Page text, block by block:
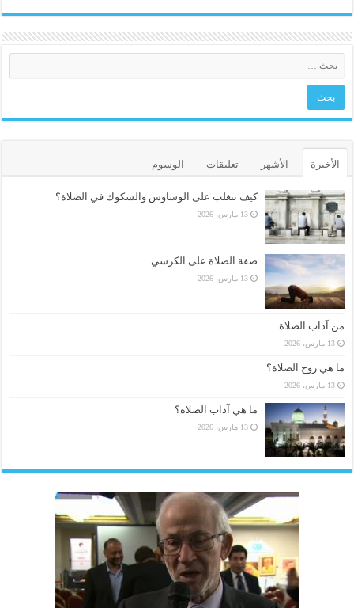
الأخيرة الأشهر تعليقات الوسوم
كيف تتغلب على الوساوس والشكوك في الصلاة؟
13 مارس، 2026
صفة الصلاة على الكرسي
13 مارس، 2026
من آداب الصلاة
13 مارس، 2026
ما هي روح الصلاة؟
13 مارس، 2026
ما هي آداب الصلاة؟
13 مارس، 2026